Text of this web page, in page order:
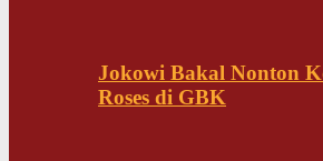
Jokowi Bakal Nonton
Roses di GBK